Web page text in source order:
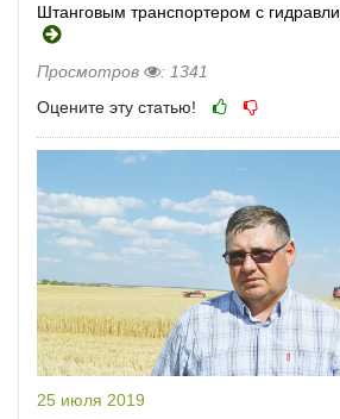
Штанговым транспортером с
Просмотров
: 1341
Оцените эту статью!
25 июля 2019